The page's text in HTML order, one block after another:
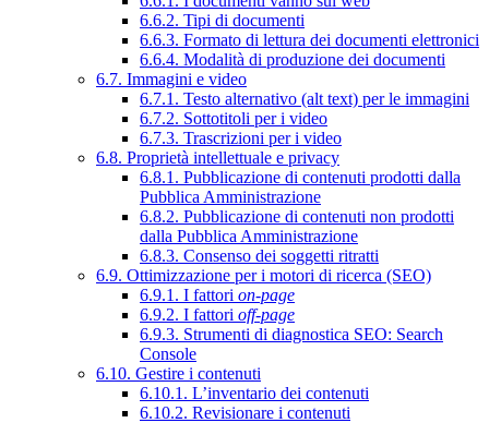
6.6.2. Tipi di documenti
6.6.3. Formato di lettura dei documenti elettronici
6.6.4. Modalità di produzione dei documenti
6.7. Immagini e video
6.7.1. Testo alternativo (alt text) per le immagini
6.7.2. Sottotitoli per i video
6.7.3. Trascrizioni per i video
6.8. Proprietà intellettuale e privacy
6.8.1. Pubblicazione di contenuti prodotti dalla
Pubblica Amministrazione
6.8.2. Pubblicazione di contenuti non prodotti
dalla Pubblica Amministrazione
6.8.3. Consenso dei soggetti ritratti
6.9. Ottimizzazione per i motori di ricerca (SEO)
6.9.1. I fattori on-page
6.9.2. I fattori off-page
6.9.3. Strumenti di diagnostica SEO: Search
Console
6.10. Gestire i contenuti
6.10.1. L’inventario dei contenuti
6.10.2. Revisionare i contenuti